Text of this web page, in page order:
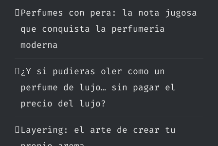
Perfumes con pera: la nota jugosa
que conquista la perfumería
moderna
¿Y si pudieras oler como un
perfume de lujo… sin pagar el
precio del lujo?
Layering: el arte de crear tu